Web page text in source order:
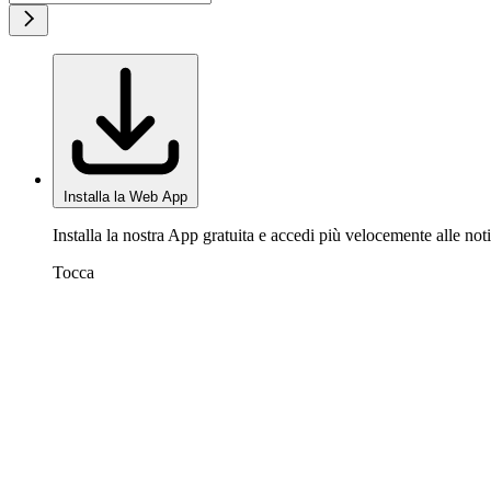
Installa la Web App
Installa la nostra App gratuita e accedi più velocemente alle
Tocca